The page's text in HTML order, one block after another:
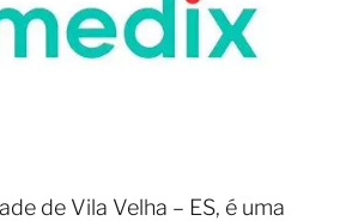
de Vila Velha – ES, é uma